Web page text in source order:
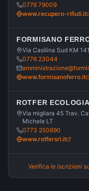
0776 79009
www.recupero-rifiuti.it
FORMISANO
Via Casilina Sud KM
0776 23044
www.formisanoferro.it
ROTFER
Via migliara 45 Trav.
Michele LT
0773 250690
www.rotfersrl.it
Verifica le iscrizioni